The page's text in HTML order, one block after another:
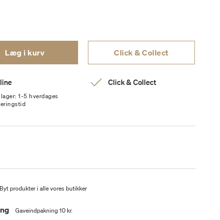
Læg i kurv Click & Collect
1-5 hverdages
Click & Collect
produkter i alle vores butikker
Gaveindpakning 10 kr.